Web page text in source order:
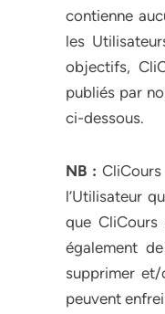
contienne
les
objectifs,
publiés par
ci-dessous.
NB :
l’Utilisateur
que
également
supprimer
peuvent